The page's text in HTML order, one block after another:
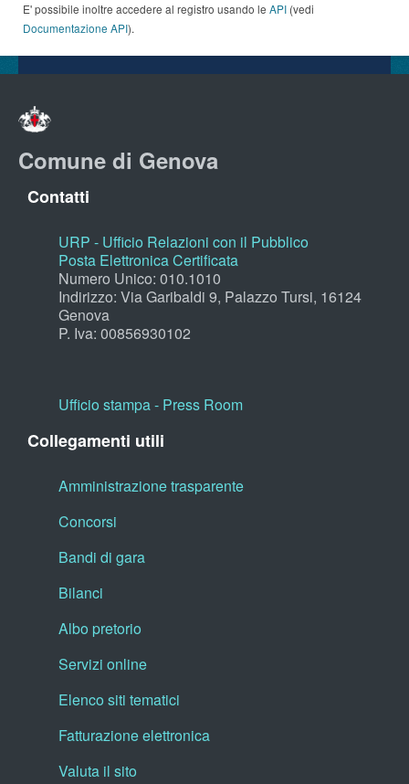
E' possibile inoltre accedere al registro usando le API (vedi
Documentazione API).
Comune di Genova
Contatti
URP - Ufficio Relazioni con il Pubblico
Posta Elettronica Certificata
Numero Unico: 010.1010
Indirizzo: Via Garibaldi 9, Palazzo Tursi, 16124
Genova
P. Iva: 00856930102
Ufficio stampa - Press Room
Collegamenti utili
Amministrazione trasparente
Concorsi
Bandi di gara
Bilanci
Albo pretorio
Servizi online
Elenco siti tematici
Fatturazione elettronica
Valuta il sito